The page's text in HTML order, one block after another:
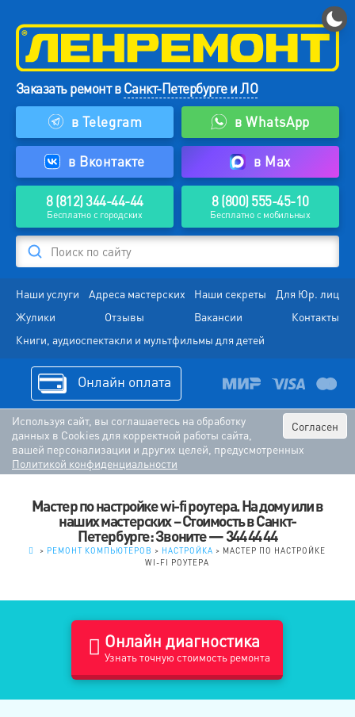
Заказать ремонт вСанкт-Петербурге и ЛО
в Telegram
в WhatsApp
в Вконтакте в Max
8 (812) 344-44-44
Бесплатно с городских
8 (800) 555-45-10
Бесплатно с мобильных
Поиск по сайту
Наши услуги Адреса мастерских Наши секреты
Для Юр. лиц
Жулики
Отзывы Вакансии
Контакты
Книги, аудиоспектакли и мультфильмы для детей
Онлайн оплата
Согласен
Используя сайт, вы соглашаетесь на обработку
данных в Cookies для корректной работы сайта,
вашей персонализации и других целей, предусмотренных
Политикой конфиденциальности
Мастер по настройке wi-fi роутера. На дому или в
наших мастерских – Стоимость в Санкт-
Петербурге: Звоните — 344 44 44
> РЕМОНТ КОМПЬЮТЕРОВ > НАСТРОЙКА > МАСТЕР ПО НАСТРОЙКЕ
WI-FI РОУТЕРА
Онлайн диагностика
Узнать точную стоимость ремонта